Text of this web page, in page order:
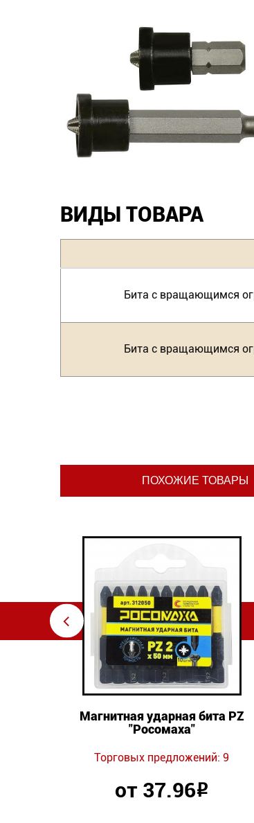
ВИДЫ ТОВАРА
Бита с вращающимся
Бита с вращающимся
ПОХОЖИЕ ТОВАРЫ
⇦
Магнитная ударная бита PZ
"Росомаха"
Торговых предложений: 9
от 37.96Р